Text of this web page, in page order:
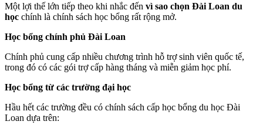
Một lợi thế lớn tiếp theo khi nhắc đến vì sao chọn Đài Loan du
học chính là chính sách học bổng rất rộng mở.
Học bổng chính phủ Đài Loan
Chính phủ cung cấp nhiều chương trình hỗ trợ sinh viên quốc tế,
trong đó có các gói trợ cấp hàng tháng và miễn giảm học phí.
Học bổng từ các trường đại học
Hầu hết các trường đều có chính sách cấp học bổng du học Đài
Loan dựa trên: